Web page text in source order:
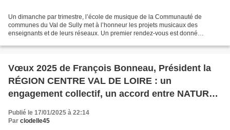
Un dimanche par trimestre, l’école de musique de la Communauté de
communes du Val de Sully met à l’honneur les projets musicaux des
enseignants et de leurs réseaux. Un premier rendez-vous est donné
Vœux 2025 de François Bonneau, Président la
RÉGION CENTRE VAL DE LOIRE : un
engagement collectif, un accord entre NATURE,
Publié le 17/01/2025 à 22:14
Par clodelle45